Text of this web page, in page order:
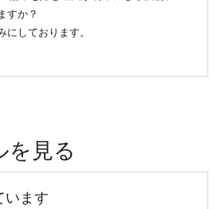
すか？
にしております。
を見る
います